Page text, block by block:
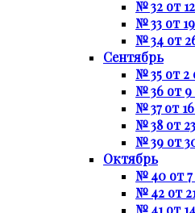
№ 32 от
№ 33 от
№ 34 от
Сентябрь
№ 35 от 2
№ 36 от 9
№ 37 от
№ 38 от
№ 39 от
Октябрь
№ 40 от 7
№ 42 от
№ 41 от